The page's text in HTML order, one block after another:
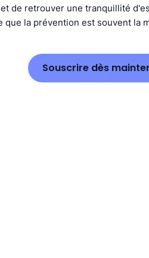
de retrouver une tranquillité
que la prévention est souvent la
Souscrire dès